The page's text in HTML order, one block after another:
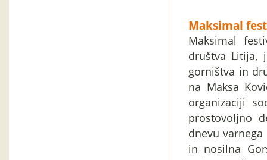
Maksimal
Maksimal
društva Litija,
gorništva in
na Maksa
organizaciji
prostovoljno
dnevu
in nosilna